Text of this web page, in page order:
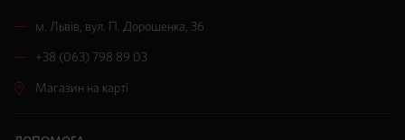
м. Львів, вул. П. Дорошенка, 36
+38 (063) 798 89 03
Магазин на карті